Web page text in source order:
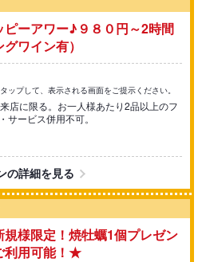
ピーアワー♪９８０円～2時間
ワイン有）
ップして、表示される画面をご提示ください。
店に限る。お一人様あたり2品以上のフ
サービス併用不可。
の詳細を見る
規様限定！焼牡蠣1個プレゼン
利用可能！★